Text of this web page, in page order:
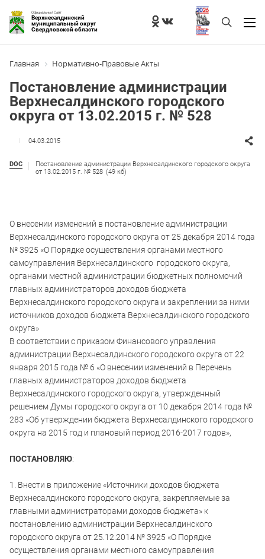
Официальный Сайт
Верхнесалдинский
муниципальный округ
Свердловской области
Главная Нормативно-Правовые Акты
Постановление администрации
Верхнесалдинского городского
округа от 13.02.2015 г. № 528
04.03.2015
DOC
Постановление администрации Верхнесалдинского городского округа
от 13.02.2015 г. № 528 (49 кб)
О внесении изменений в постановление администрации
Верхнесалдинского городского округа от 25 декабря 2014 года
№ 3925 «О Порядке осуществления органами местного
самоуправления Верхнесалдинского городского округа,
органами местной администрации бюджетных полномочий
главных администраторов доходов бюджета
Верхнесалдинского городского округа и закреплении за ними
источников доходов бюджета Верхнесалдинского городского
округа»
В соответствии с приказом Финансового управления
администрации Верхнесалдинского городского округа от 22
января 2015 года № 6 «О внесении изменений в Перечень
главных администраторов доходов бюджета
Верхнесалдинского городского округа, утвержденный
решением Думы городского округа от 10 декабря 2014 года №
283 «Об утверждении бюджета Верхнесалдинского городского
округа на 2015 год и плановый период 2016-2017 годов»,
ПОСТАНОВЛЯЮ:
1. Внести в приложение «Источники доходов бюджета
Верхнесалдинского городского округа, закрепляемые за
главными администраторами доходов бюджета» к
постановлению администрации Верхнесалдинского
городского округа от 25.12.2014 № 3925 «О Порядке
осуществления органами местного самоуправления